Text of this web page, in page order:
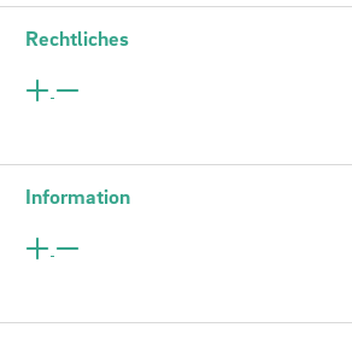
Rechtliches
Information